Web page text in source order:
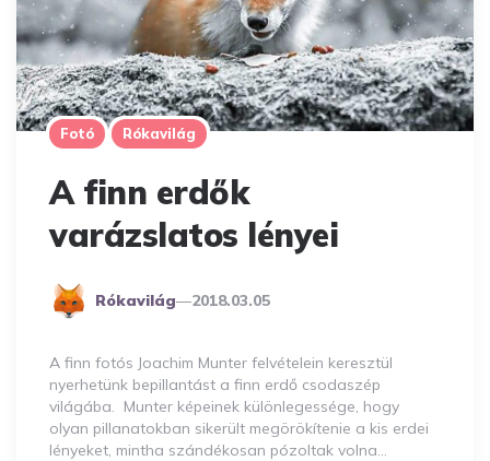
Fotó Rókavilág
A finn erdők
varázslatos lényei
Posted
Rókavilág 2018.03.05
A finn fotós Joachim Munter felvételein keresztül
nyerhetünk bepillantást a finn erdő csodaszép
világába. Munter képeinek különlegessége, hogy
olyan pillanatokban sikerült megörökítenie a kis erdei
lényeket, mintha szándékosan pózoltak volna…